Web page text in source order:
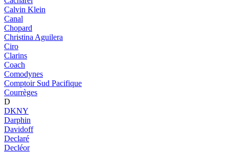
Calvin Klein
Canal
Chopard
Christina Aguilera
Ciro
Clarins
Coach
Comodynes
Comptoir Sud Pacifique
Courrèges
D
DKNY
Darphin
Davidoff
Declaré
Decléor